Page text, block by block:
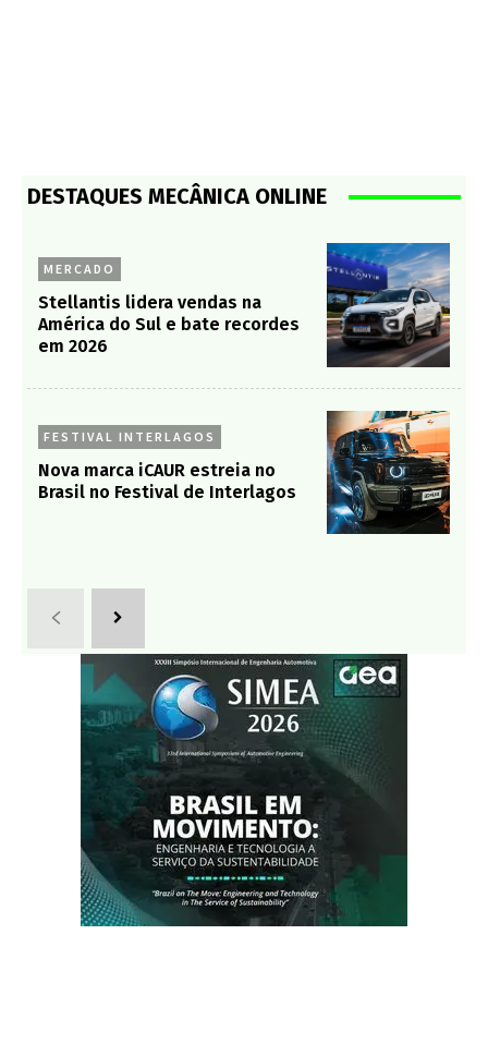
DESTAQUES MECÂNICA ONLINE
MERCADO
Stellantis lidera vendas na
América do Sul e bate recordes
em 2026
FESTIVAL INTERLAGOS
Nova marca iCAUR estreia no
Brasil no Festival de Interlagos